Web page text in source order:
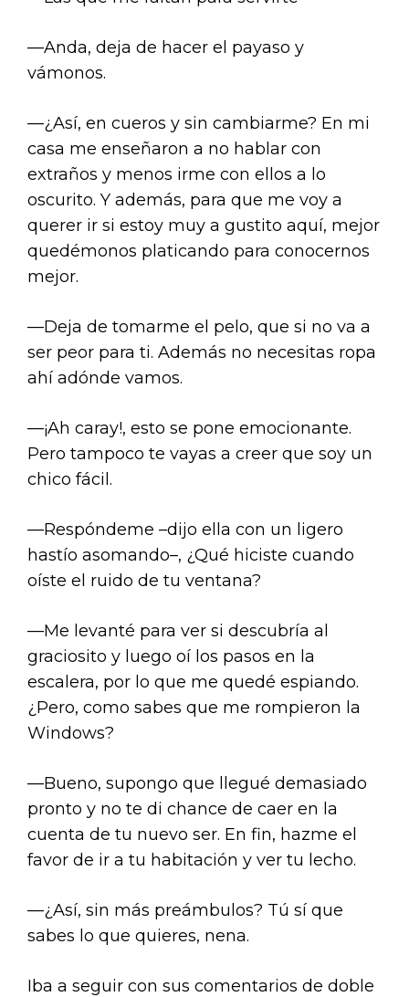
—Anda, deja de hacer el payaso y
vámonos.
—¿Así, en cueros y sin cambiarme? En mi
casa me enseñaron a no hablar con
extraños y menos irme con ellos a lo
oscurito. Y además, para que me voy a
querer ir si estoy muy a gustito aquí, mejor
quedémonos platicando para conocernos
mejor.
—Deja de tomarme el pelo, que si no va a
ser peor para ti. Además no necesitas ropa
ahí adónde vamos.
—¡Ah caray!, esto se pone emocionante.
Pero tampoco te vayas a creer que soy un
chico fácil.
—Respóndeme –dijo ella con un ligero
hastío asomando–, ¿Qué hiciste cuando
oíste el ruido de tu ventana?
—Me levanté para ver si descubría al
graciosito y luego oí los pasos en la
escalera, por lo que me quedé espiando.
¿Pero, como sabes que me rompieron la
Windows?
—Bueno, supongo que llegué demasiado
pronto y no te di chance de caer en la
cuenta de tu nuevo ser. En fin, hazme el
favor de ir a tu habitación y ver tu lecho.
—¿Así, sin más preámbulos? Tú sí que
sabes lo que quieres, nena.
Iba a seguir con sus comentarios de doble